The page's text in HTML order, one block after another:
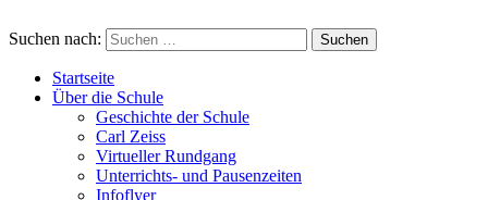
Suchen nach:
Startseite
Über die Schule
Geschichte der Schule
Carl Zeiss
Virtueller Rundgang
Unterrichts- und Pausenzeiten
Infoflyer